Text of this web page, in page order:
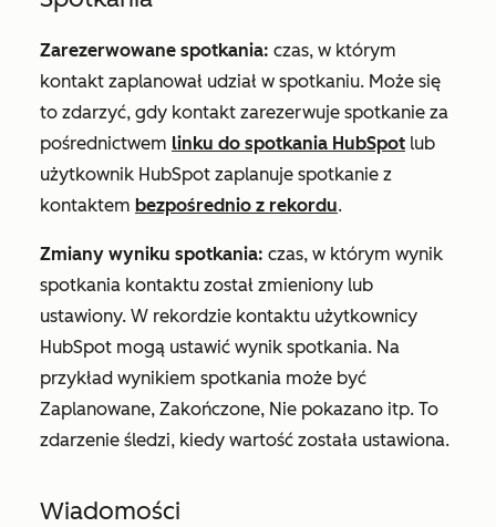
Zarezerwowane spotkania: czas, w którym
kontakt zaplanował udział w spotkaniu. Może się
to zdarzyć, gdy kontakt zarezerwuje spotkanie za
pośrednictwem linku do spotkania HubSpot lub
użytkownik HubSpot zaplanuje spotkanie z
kontaktem bezpośrednio z rekordu.
Zmiany wyniku spotkania: czas, w którym wynik
spotkania kontaktu został zmieniony lub
ustawiony. W rekordzie kontaktu użytkownicy
HubSpot mogą ustawić wynik spotkania. Na
przykład wynikiem spotkania może być
Zaplanowane, Zakończone, Nie pokazano itp. To
zdarzenie śledzi, kiedy wartość została ustawiona.
Wiadomości